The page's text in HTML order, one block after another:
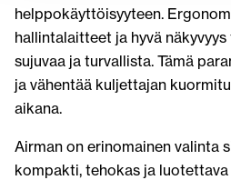
helppokäyttöisyyteen.
hallintalaitteet ja hyvä
sujuvaa ja turvallista. Tämä
ja vähentää kuljettajan
aikana.
Airman on erinomainen valinta
kompakti, tehokas ja